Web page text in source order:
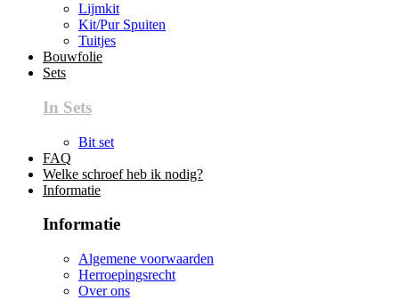
Lijmkit
Kit/Pur Spuiten
Tuitjes
Bouwfolie
Sets
In Sets
Bit set
FAQ
Welke schroef heb ik nodig?
Informatie
Informatie
Algemene voorwaarden
Herroepingsrecht
Over ons